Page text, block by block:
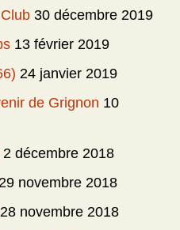
30 décembre 2019
13 février 2019
24 janvier 2019
de Grignon 10
2 décembre 2018
29 novembre 2018
28 novembre 2018